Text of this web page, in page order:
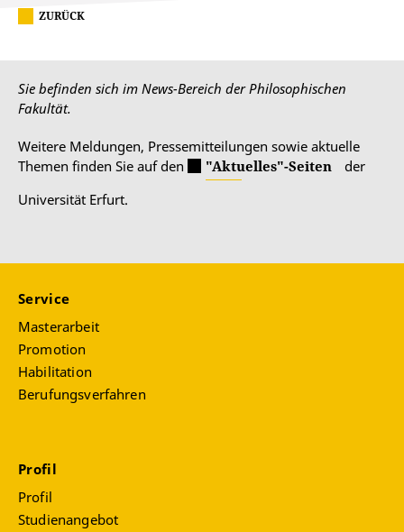
ZURÜCK
Sie befinden sich im News-Bereich der Philosophischen
Fakultät.
Weitere Meldungen, Pressemitteilungen sowie aktuelle
Themen finden Sie auf den
"Aktuelles"-Seiten
der
Universität Erfurt.
Service
Masterarbeit
Promotion
Habilitation
Berufungsverfahren
Profil
Profil
Studienangebot